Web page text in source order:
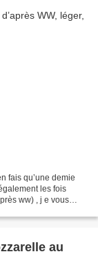
fais qu’une demie
les fois
ww) , j e vous
au